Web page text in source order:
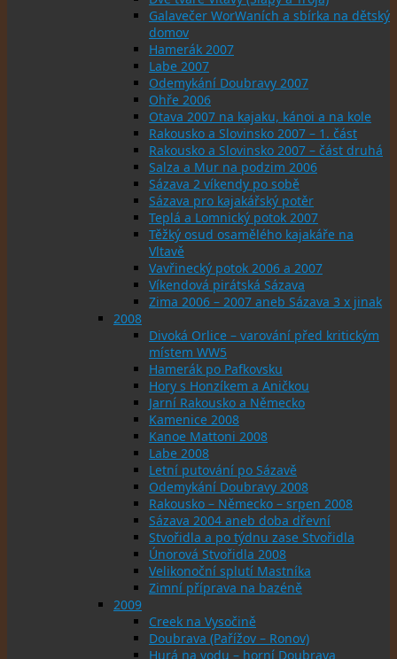
Galavečer WorWaních a sbírka na dětský
domov
Hamerák 2007
Labe 2007
Odemykání Doubravy 2007
Ohře 2006
Otava 2007 na kajaku, kánoi a na kole
Rakousko a Slovinsko 2007 – 1. část
Rakousko a Slovinsko 2007 – část druhá
Salza a Mur na podzim 2006
Sázava 2 víkendy po sobě
Sázava pro kajakářský potěr
Teplá a Lomnický potok 2007
Těžký osud osamělého kajakáře na
Vltavě
Vavřinecký potok 2006 a 2007
Víkendová pirátská Sázava
Zima 2006 – 2007 aneb Sázava 3 x jinak
2008
Divoká Orlice – varování před kritickým
místem WW5
Hamerák po Pafkovsku
Hory s Honzíkem a Aničkou
Jarní Rakousko a Německo
Kamenice 2008
Kanoe Mattoni 2008
Labe 2008
Letní putování po Sázavě
Odemykání Doubravy 2008
Rakousko – Německo – srpen 2008
Sázava 2004 aneb doba dřevní
Stvořidla a po týdnu zase Stvořidla
Únorová Stvořidla 2008
Velikonoční splutí Mastníka
Zimní příprava na bazéně
2009
Creek na Vysočině
Doubrava (Pařížov – Ronov)
Hurá na vodu – horní Doubrava